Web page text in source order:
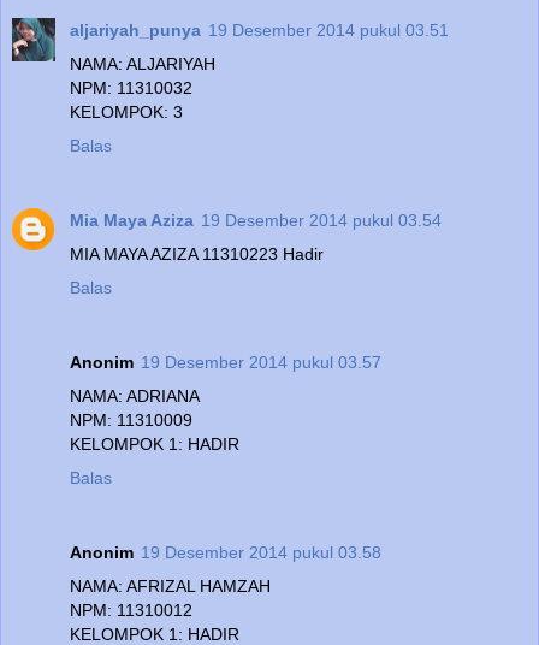
aljariyah_punya 19 Desember 2014 pukul 03.51
NAMA: ALJARIYAH
NPM: 11310032
KELOMPOK: 3
Balas
Mia Maya Aziza 19 Desember 2014 pukul 03.54
MIA MAYA AZIZA 11310223 Hadir
Balas
Anonim 19 Desember 2014 pukul 03.57
NAMA: ADRIANA
NPM: 11310009
KELOMPOK 1: HADIR
Balas
Anonim 19 Desember 2014 pukul 03.58
NAMA: AFRIZAL HAMZAH
NPM: 11310012
KELOMPOK 1: HADIR